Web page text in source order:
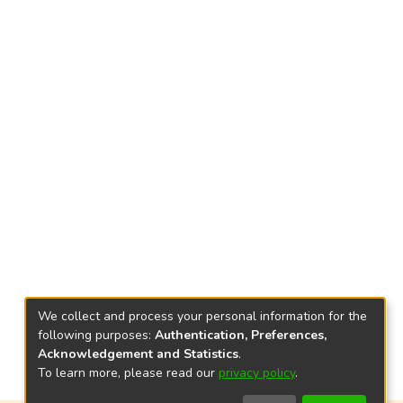
We collect and process your personal information for the
following purposes: Authentication, Preferences,
Acknowledgement and Statistics.
To learn more, please read our privacy policy.